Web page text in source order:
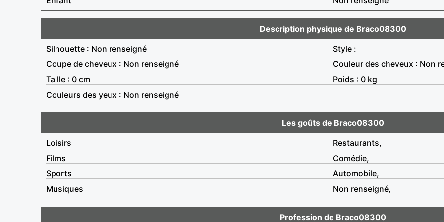
Description physique de Braco08300
Silhouette : Non renseigné
Style :
Coupe de cheveux : Non renseigné
Couleur des cheveux : Non
Taille : 0 cm
Poids : 0 kg
Couleurs des yeux : Non renseigné
Les goûts de Braco08300
Loisirs
Restaurants,
Films
Comédie,
Sports
Automobile,
Musiques
Non renseigné,
Profession de Braco08300